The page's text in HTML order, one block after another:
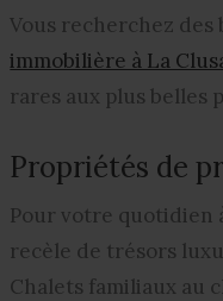
Vous recherchez
immobilière à La
rares aux plus belles
Propriétés de
Pour votre quotidien
recèle de trésors
Chalets familiaux au